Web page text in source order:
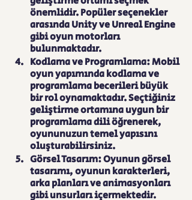
önemlidir. Popüler seçenekler
arasında Unity ve Unreal Engine
gibi oyun motorları
bulunmaktadır.
Kodlama ve Programlama: Mobil
oyun yapımında kodlama ve
programlama becerileri büyük
bir rol oynamaktadır. Seçtiğiniz
geliştirme ortamına uygun bir
programlama dili öğrenerek,
oyununuzun temel yapısını
oluşturabilirsiniz.
Görsel Tasarım: Oyunun görsel
tasarımı, oyunun karakterleri,
arka planları ve animasyonları
gibi unsurları içermektedir.